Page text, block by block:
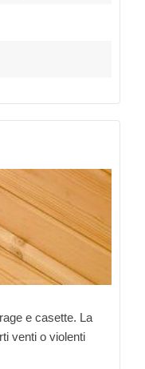
e casette. La
venti o violenti